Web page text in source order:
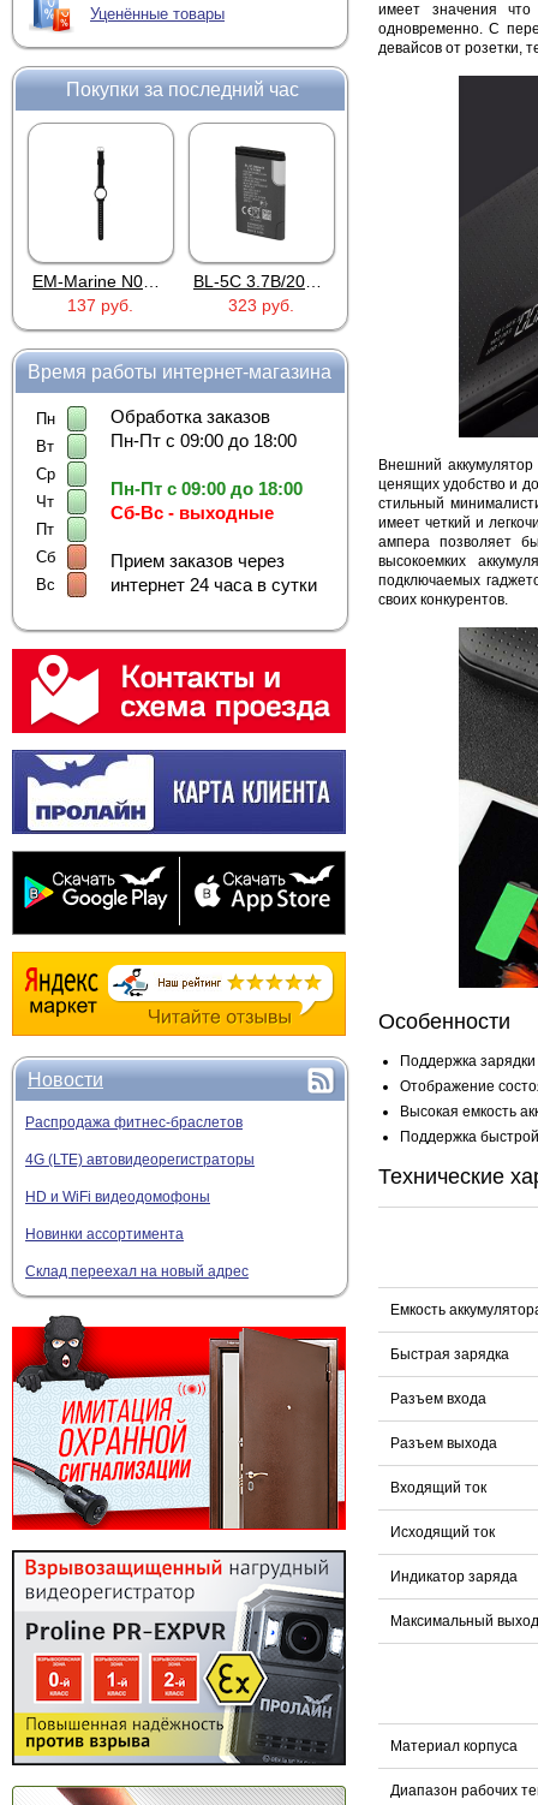
Уценённые товары
Покупки за последний час
137 руб.
323 руб.
Время работы интернет-магазина
Пн
Вт
Ср
Чт
Пт
Сб
Вс
Обработка заказов
Пн-Пт с 09:00 до 18:00
Пн-Пт с 09:00 до 18:00
Сб-Вс - выходные
Прием заказов через
интернет 24 часа в сутки
Новости
Распродажа фитнес-браслетов
4G (LTE) автовидеорегистраторы
HD и WiFi видеодомофоны
Новинки ассортимента
Склад переехал на новый адрес
имеет значения
одновременно. С
девайсов от розетки,
Внешний
ценящих удобство и
стильный
имеет четкий и
ампера позволяет
высокоемких
подключаемых
своих конкурентов.
Особенности
Поддержка
Отображение
Высокая емкость
Поддержка
Технические
Емкость
Быстрая зарядка
Разъем входа
Разъем выхода
Входящий ток
Исходящий ток
Индикатор заряда
Максимальный
Материал корпуса
Диапазон рабочих